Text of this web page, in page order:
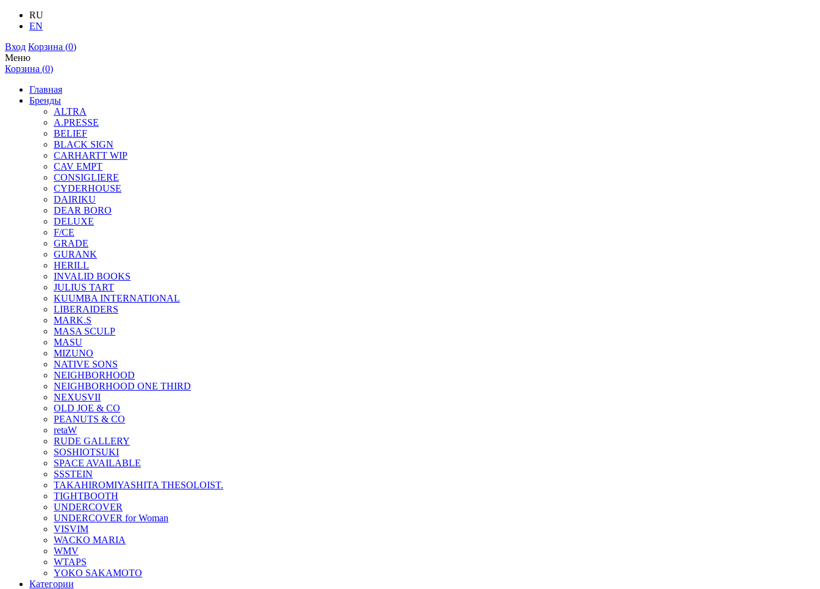
RU
EN
Вход Корзина (0)
Меню
Корзина (0)
Главная
Бренды
ALTRA
A.PRESSE
BELIEF
BLACK SIGN
CARHARTT WIP
CAV EMPT
CONSIGLIERE
CYDERHOUSE
DAIRIKU
DEAR BORO
DELUXE
F/CE
GRADE
GURANK
HERILL
INVALID BOOKS
JULIUS TART
KUUMBA INTERNATIONAL
LIBERAIDERS
MARK.S
MASA SCULP
MASU
MIZUNO
NATIVE SONS
NEIGHBORHOOD
NEIGHBORHOOD ONE THIRD
NEXUSVII
OLD JOE & CO
PEANUTS & CO
retaW
RUDE GALLERY
SOSHIOTSUKI
SPACE AVAILABLE
SSSTEIN
TAKAHIROMIYASHITA THESOLOIST.
TIGHTBOOTH
UNDERCOVER
UNDERCOVER for Woman
VISVIM
WACKO MARIA
WMV
WTAPS
YOKO SAKAMOTO
Категории